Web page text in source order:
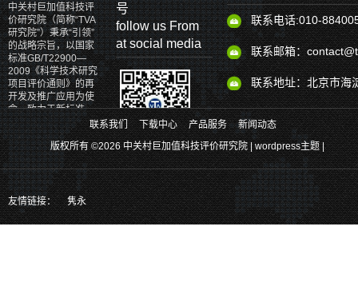
中关村巨加值科技评
价研究院（简称“TVA
研究院”）秉承“引领”
的战略宗旨，以国家
标准GB/T22900—
2009《科学技术研究
项目评价通则》的再
开发及推广应用为使
命，致力于新标准、
新理论、新体系和新
产品的研发。
号
follow us From
at social media
关注官方二维码、掌握更多最新实时
消息
也可以通过以下方式关注我们
联系电话:010-
联系邮箱：
联系地址：北京市海
联系我们 下载中心 产品服务
新闻动态
版权所有 ©2026 中关村巨加值科技评价研究院 |wordpress主题|
友情链接： 隽永